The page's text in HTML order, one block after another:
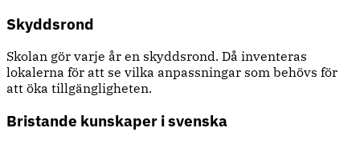
Skyddsrond
Skolan gör varje år en skyddsrond. Då inventeras
lokalerna för att se vilka anpassningar som behövs för
att öka tillgängligheten.
Bristande kunskaper i svenska